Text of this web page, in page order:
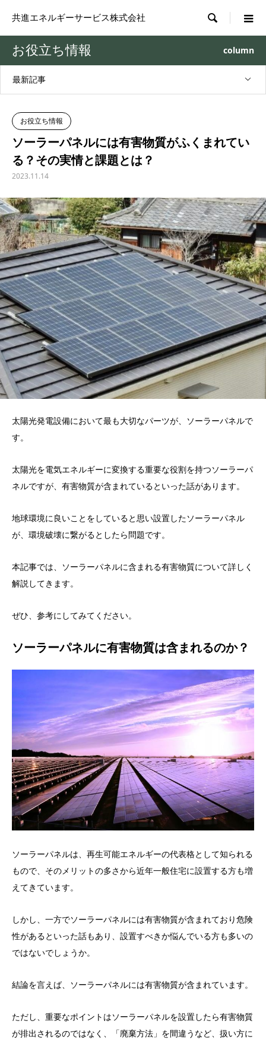
共進エネルギーサービス株式会社 
お役立ち情報 column
最新記事
お役立ち情報
ソーラーパネルには有害物質がふくまれてい
る？その実情と課題とは？
2023.11.14
太陽光発電設備において最も大切なパーツが、ソーラーパネルで
す。
太陽光を電気エネルギーに変換する重要な役割を持つソーラーパ
ネルですが、有害物質が含まれているといった話があります。
地球環境に良いことをしていると思い設置したソーラーパネル
が、環境破壊に繋がるとしたら問題です。
本記事では、ソーラーパネルに含まれる有害物質について詳しく
解説してきます。
ぜひ、参考にしてみてください。
ソーラーパネルに有害物質は含まれるのか？
ソーラーパネルは、再生可能エネルギーの代表格として知られる
もので、そのメリットの多さから近年一般住宅に設置する方も増
えてきています。
しかし、一方でソーラーパネルには有害物質が含まれており危険
性があるといった話もあり、設置すべきか悩んでいる方も多いの
ではないでしょうか。
結論を言えば、ソーラーパネルには有害物質が含まれています。
ただし、重要なポイントはソーラーパネルを設置したら有害物質
が排出されるのではなく、「廃棄方法」を間違うなど、扱い方に